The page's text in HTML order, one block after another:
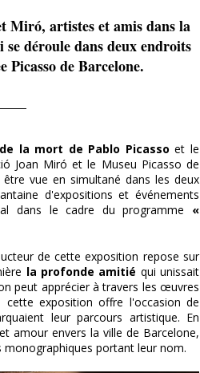
Miró, artistes et amis dans la
déroule dans deux endroits
de Barcelone.
la mort de Pablo Picasso et le
Joan Miró et le Museu Picasso de
vue en simultané dans les deux
d'expositions et événements
dans le cadre du programme «
de cette exposition repose sur
la profonde amitié qui unissait
peut apprécier à travers les œuvres
exposition offre l'occasion de
leur parcours artistique. En
amour envers la ville de Barcelone,
portant leur nom.